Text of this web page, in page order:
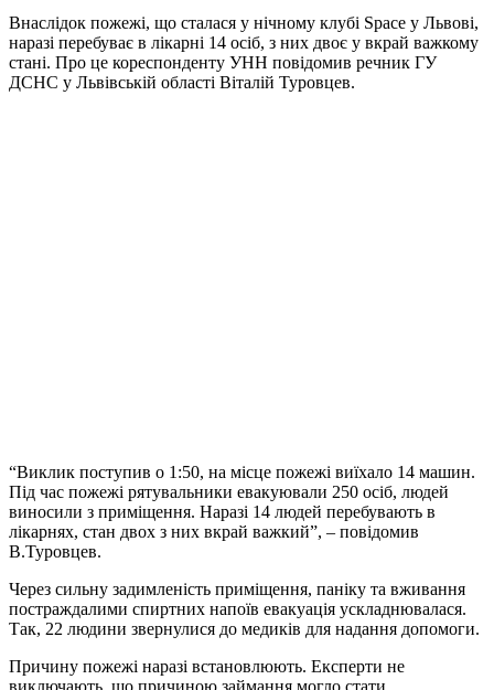
Внаслідок пожежі, що сталася у нічному клубі Space у Львові,
наразі перебуває в лікарні 14 осіб, з них двоє у вкрай важкому
стані. Про це кореспонденту УНН повідомив речник ГУ
ДСНС у Львівській області Віталій Туровцев.
“Виклик поступив о 1:50, на місце пожежі виїхало 14 машин.
Під час пожежі рятувальники евакуювали 250 осіб, людей
виносили з приміщення. Наразі 14 людей перебувають в
лікарнях, стан двох з них вкрай важкий”, – повідомив
В.Туровцев.
Через сильну задимленість приміщення, паніку та вживання
постраждалими спиртних напоїв евакуація ускладнювалася.
Так, 22 людини звернулися до медиків для надання допомоги.
Причину пожежі наразі встановлюють. Експерти не